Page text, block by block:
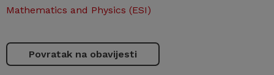
Mathematics and Physics (ESI)
Povratak na obavijesti